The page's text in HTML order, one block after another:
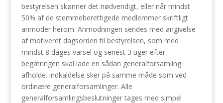
bestyrelsen skønner det nødvendigt, eller når mindst
50% af de stemmeberettigede medlemmer skriftligt
anmoder herom. Anmodningen sendes med angivelse
af motiveret dagsorden til bestyrelsen, som med
mindst 8 dages varsel og senest 3 uger efter
begæringen skal lade en sådan generalforsamling
afholde. indkaldelse sker på samme måde som ved
ordinære generalforsamlinger. Alle
generalforsamlingsbeslutninger tages med simpel